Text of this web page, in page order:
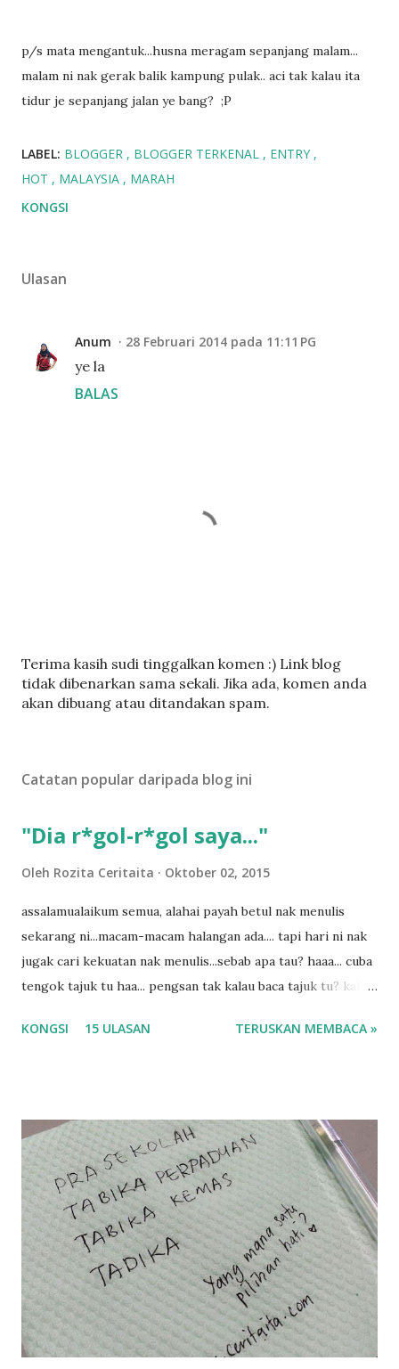
p/s mata mengantuk...husna meragam sepanjang malam...
malam ni nak gerak balik kampung pulak.. aci tak kalau ita
tidur je sepanjang jalan ye bang? ;P
LABEL: BLOGGER BLOGGER TERKENAL
ENTRY
HOT
MALAYSIA
MARAH
KONGSI
Ulasan
Anum 28 Februari 2014 pada 11:11 PG
ye la
BALAS
C
a
t
l
Terima kasih sudi tinggalkan komen :) Link blog
tidak dibenarkan sama sekali. Jika ada, komen anda
akan dibuang atau ditandakan spam.
Catatan popular daripada blog ini
"Dia r*gol-r*gol saya..."
Oleh Rozita Ceritaita Oktober 02, 2015
assalamualaikum semua, alahai payah betul nak menulis
sekarang ni...macam-macam halangan ada.... tapi hari ni nak
jugak cari kekuatan nak menulis...sebab apa tau? haaa... cuba
tengok tajuk tu haa... pengsan tak kalau baca tajuk tu? kalau
tau? yang sebut tu anak aku....diulangi ANAK AKU ....adoiiii
balik keja aku ajak la shah singgah Giant beli barang
sikit...dalam perjalanan dari dalam kereta tu biasalah kan
kami memang akan pimpin anak-anak jalan sampai masuk
dalam... dan kebiasanya bagi anak 4 macam kami ni bahagi-
bahagi lah siapa nak pimpin siapa... dan biasanya aku akan
dukung adik hadi sambil pimpin kakak husna... yang abg
ngah dengan abg long terserah pada shah la pulak.. tapi
kalau ikut anak-anak semua nak ummi pimpin... ajer rebeh
ba...
KONGSI 15 ULASAN TERUSKAN MEMBACA »